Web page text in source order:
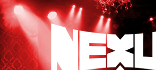
Zum
Inhalt
springen